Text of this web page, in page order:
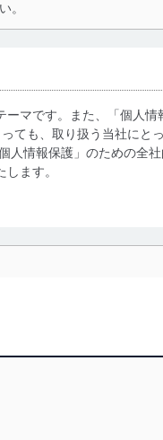
。
マです。また、「個人情
ても、取り扱う当社にと
人情報保護」のための全社
ます。
たうえで利用目的の達成に